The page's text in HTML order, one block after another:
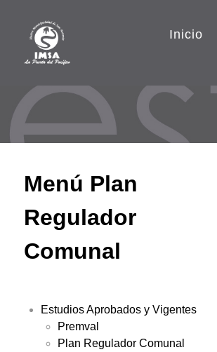
Inicio
Menú Plan
Regulador
Comunal
Estudios Aprobados y Vigentes
Premval
Plan Regulador Comunal